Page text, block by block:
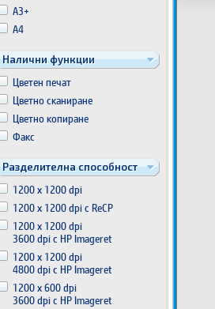
A3+
A4
Налични функции
Цветен печат
Цветно сканиране
Цветно копиране
Факс
Разделителна способност
1200 x 1200 dpi
1200 x 1200 dpi с ReCP
1200 x 1200 dpi
3600 dpi с HP Imageret
1200 x 1200 dpi
4800 dpi с HP Imageret
1200 x 600 dpi
3600 dpi с HP Imageret